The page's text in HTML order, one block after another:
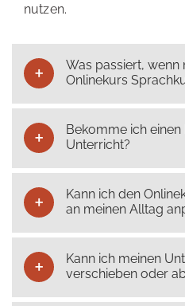
nutzen.
Was passiert, wenn
Onlinekurs
Bekomme ich
Unterricht?
Kann ich den
an meinen Alltag
Kann ich meinen
verschieben oder